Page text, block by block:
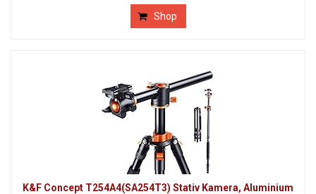
Shop
K&F Concept T254A4(SA254T3) Stativ Kamera, Aluminium